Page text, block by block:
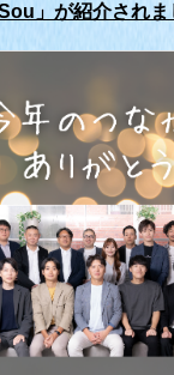
」が紹介されま